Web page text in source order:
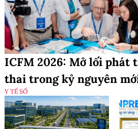
ICFM 2026: Mở lối phát
thai trong kỷ nguyên
Y TẾ SỐ